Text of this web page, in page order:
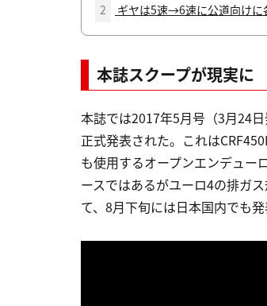
2
ギヤは5速→6速に公道向けに
本誌スクープが現実に
本誌では2017年5月号（3月24
正式発表された。これは
も使用するオープンエンデュー
ースではあるがユーロ4の排ガ
て、8月下旬には日本国内でも発